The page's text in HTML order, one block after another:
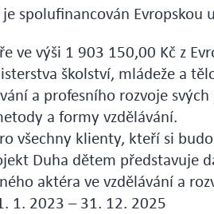
spolufinancován Evropskou
ve výši 1 903 150,00 Kč z
školství, mládeže a
a profesního rozvoje
a formy vzdělávání.
všechny klienty, kteří si
Duha dětem představuje
aktéra ve vzdělávání a
1. 2023 – 31. 12. 2025